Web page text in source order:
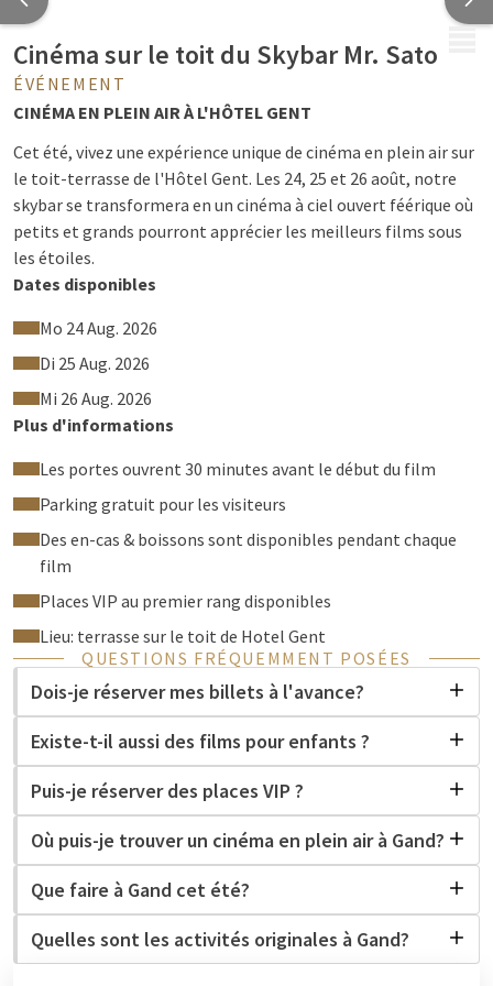
Cinéma sur le toit du Skybar Mr. Sato
ÉVÉNEMENT
CINÉMA EN PLEIN AIR À L'HÔTEL GENT
Cet été, vivez une expérience unique de cinéma en plein air sur
le toit-terrasse de l'Hôtel Gent. Les 24, 25 et 26 août, notre
skybar se transformera en un cinéma à ciel ouvert féérique où
petits et grands pourront apprécier les meilleurs films sous
les étoiles.
Au programme: six séances pendant trois jours, avec une
sélection variée pour toute la famille et les cinéphiles.
la vue imprenable sur Gand et vivez une expérience
cinématographique inoubliable.
chaque séance pour que vous puissiez profiter pleinement de
votre soirée.
Envie d'une expérience cinématographique ultime? Réservez
l'une de nos places
De plus, l'Hôtel Gent met à votre disposition un parking
gratuit pendant l'événement. Vous n'aurez ainsi pas à vous
soucier du stationnement en centre-ville et pourrez profiter
pleinement de votre soirée.
Et si vous prolongeiez votre soirée cinéma par une expérience
culinaire? Profitez de votre visite pour dîner au Restaurant
Cocotte ou passer une soirée italienne au Limoncello, tous
deux situés à l'Hôtel Gent.
Que vous recherchiez une soirée romantique originale, une
sortie conviviale entre amis ou une activité amusante pour
toute la famille, ce cinéma en plein air sur le toit du Skybar Mr.
Sato vous offre une expérience estivale inoubliable.
Dates disponibles
Mo 24 Aug. 2026
Di 25 Aug. 2026
Mi 26 Aug. 2026
Plus d'informations
Les portes ouvrent 30 minutes avant le début du film
Parking gratuit pour les visiteurs
Des en-cas & boissons sont disponibles pendant chaque
film
Places VIP au premier rang disponibles
Lieu: terrasse sur le toit de Hotel Gent
QUESTIONS FRÉQUEMMENT POSÉES
Dois-je réserver mes billets à l'avance?
Existe-t-il aussi des films pour enfants ?
Puis-je réserver des places VIP ?
Où puis-je trouver un cinéma en plein air à Gand?
Que faire à Gand cet été?
Quelles sont les activités originales à Gand?